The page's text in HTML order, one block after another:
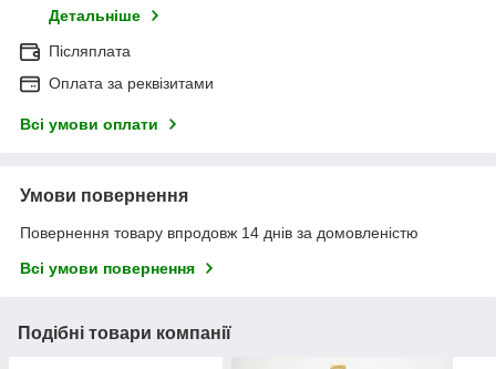
Детальніше
Післяплата
Оплата за реквізитами
Всі умови оплати
Умови повернення
Повернення товару впродовж 14 днів за домовленістю
Всі умови повернення
Подібні товари компанії